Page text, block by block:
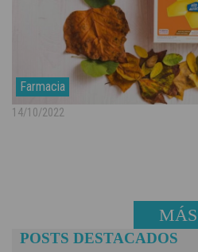
Farmacia
14/10/2022
MÁS
POSTS DESTACADOS